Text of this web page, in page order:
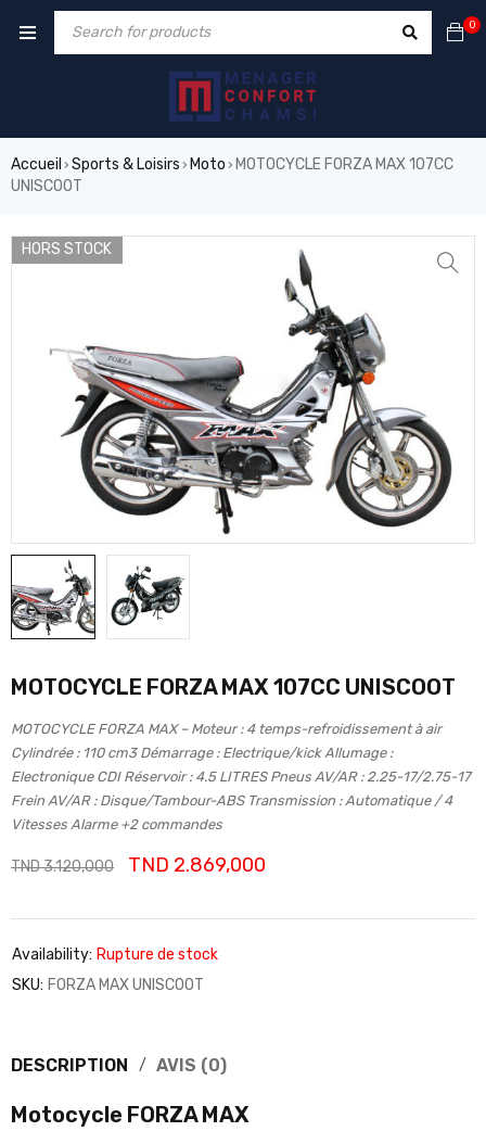
0
Accueil › Sports & Loisirs › Moto › MOTOCYCLE FORZA MAX 107CC
UNISCOOT
HORS STOCK
MOTOCYCLE FORZA MAX 107CC UNISCOOT
MOTOCYCLE FORZA MAX – Moteur : 4 temps-refroidissement à air
Cylindrée : 110 cm3 Démarrage : Electrique/kick Allumage :
Electronique CDI Réservoir : 4.5 LITRES Pneus AV/AR : 2.25-17/2.75-17
Frein AV/AR : Disque/Tambour-ABS Transmission : Automatique / 4
Vitesses Alarme +2 commandes
TND3.120,000 TND 2.869,000
Availability: Rupture de stock
SKU: FORZA MAX UNISCOOT
DESCRIPTION AVIS (0)
Motocycle FORZA MAX